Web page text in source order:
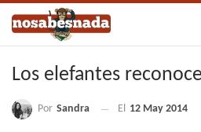
Los elefantes
Por Sandra El 12 May 2014